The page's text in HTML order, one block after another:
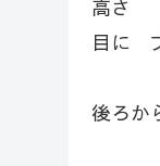
高さ
目に
後ろか